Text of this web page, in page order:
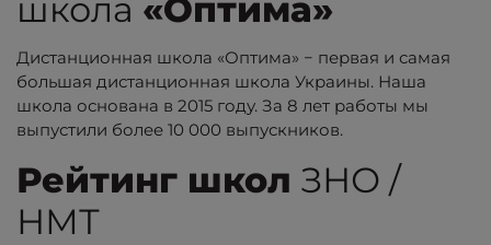
школа «Оптима»
Дистанционная школа «Оптима» − первая и самая
большая дистанционная школа Украины. Наша
школа основана в 2015 году. За 8 лет работы мы
выпустили более 10 000 выпускников.
Рейтинг школ ЗНО /
НМТ